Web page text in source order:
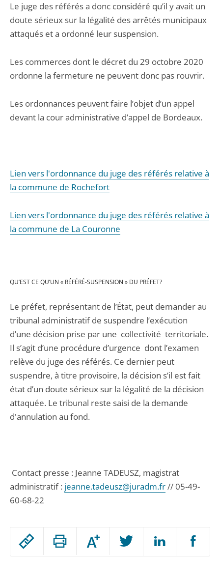
Passer
Augmenter
ou
Le juge des référés a donc considéré qu’il y avait un
doute sérieux sur la légalité des arrêtés municipaux
attaqués et a ordonné leur suspension.
Les commerces dont le décret du 29 octobre 2020
ordonne la fermeture ne peuvent donc pas rouvrir.
Les ordonnances peuvent faire l’objet d’un appel
devant la cour administrative d’appel de Bordeaux.
Lien vers l'ordonnance du juge des référés relative à
la commune de Rochefort
Lien vers l'ordonnance du juge des référés relative à
la commune de La Couronne
QU’EST CE QU’UN « RÉFÉRÉ-SUSPENSION » DU PRÉFET?
Le préfet, représentant de l’État, peut demander au
tribunal administratif de suspendre l’exécution
d’une décision prise par une collectivité territoriale.
Il s’agit d’une procédure d’urgence dont l’examen
relève du juge des référés. Ce dernier peut
suspendre, à titre provisoire, la décision s’il est fait
état d’un doute sérieux sur la légalité de la décision
attaquée. Le tribunal reste saisi de la demande
d'annulation au fond.
Contact presse : Jeanne TADEUSZ, magistrat
administratif : jeanne.tadeusz@juradm.fr// 05-49-
60-68-22